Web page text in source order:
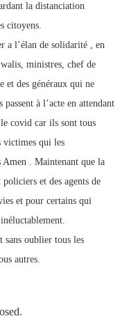
la distanciation
citoyens.
a l’élan de solidarité , en
walis, ministres, chef de
et des généraux qui ne
à l’acte en attendant
covid car ils sont tous
victimes qui les
Amen . Maintenant que la
et des agents de
et pour certains qui
sans oublier tous les
autres.